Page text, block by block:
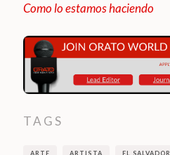
Como lo estamos haciendo
TAGS
ARTE ARTISTA EL SALVADOR